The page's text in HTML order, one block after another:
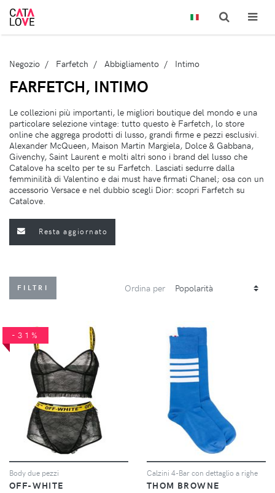
Negozio Farfetch Abbigliamento Intimo
FARFETCH, INTIMO
Le collezioni più importanti, le migliori boutique del mondo e una
particolare selezione vintage: tutto questo è Farfetch, lo store
online che aggrega prodotti di lusso, grandi firme e pezzi esclusivi.
Alexander McQueen, Maison Martin Margiela, Dolce & Gabbana,
Givenchy, Saint Laurent e molti altri sono i brand del lusso che
Catalove ha scelto per te su Farfetch. Lasciati sedurre dalla
femminilità di Valentino e dai must have firmati Chanel; osa con un
accessorio Versace e nel dubbio scegli Dior: scopri Farfetch su
Catalove.
Resta aggiornato
FILTRI Ordina per
-31%
Body due pezzi
OFF-WHITE
Calzini 4-Bar con dettaglio a righe
THOM BROWNE